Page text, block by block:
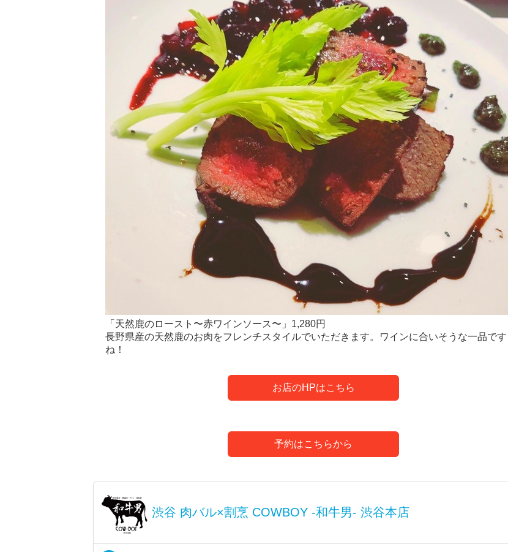
「天然鹿のロースト〜赤ワインソース〜」1,280円
長野県産の天然鹿のお肉をフレンチスタイルでいただきます。ワインに合いそうな一品です
ね！
お店のHPはこちら
予約はこちらから
渋谷 肉バル×割烹 COWBOY -和牛男- 渋谷本店